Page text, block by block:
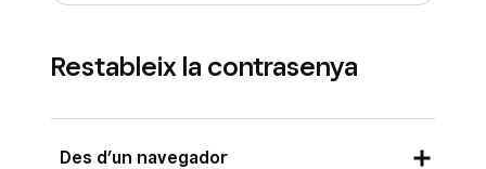
Restableix la contrasenya
Des d’un navegador